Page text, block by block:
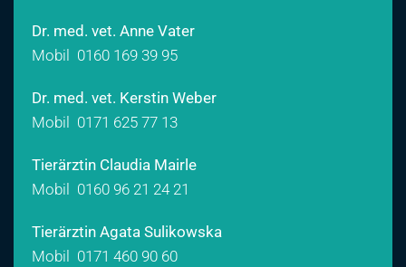
Dr. med. vet. Anne Vater
Mobil 0160 169 39 95
Dr. med. vet. Kerstin Weber
Mobil 0171 625 77 13
Tierärztin Claudia Mairle
Mobil 0160 96 21 24 21
Tierärztin Agata Sulikowska
Mobil 0171 460 90 60